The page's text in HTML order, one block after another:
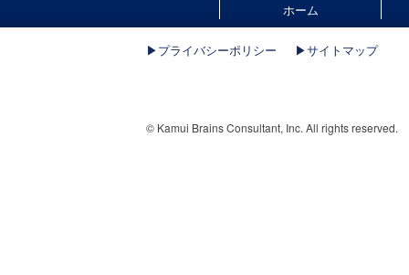
ホーム
▶︎プライバシーポリシー ▶︎サイトマップ
© Kamui Brains Consultant, Inc. All rights reserved.